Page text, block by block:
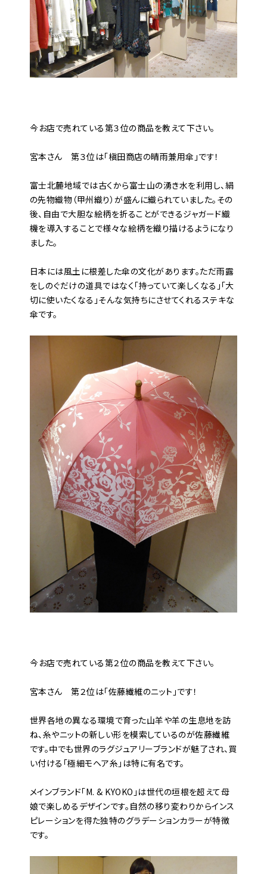
――今お店で売れている第３位の商品を教えて下さい。
宮本さん 第３位は「槇田商店の晴雨兼用傘」です！
富士北麓地域では古くから富士山の湧き水を利用し、絹
の先物織物（甲州織り）が盛んに織られていました。その
後、自由で大胆な絵柄を折ることができるジャガード織
機を導入することで様々な絵柄を織り描けるようになり
ました。
日本には風土に根差した傘の文化があります。ただ雨露
をしのぐだけの道具ではなく「持っていて楽しくなる」「大
切に使いたくなる」そんな気持ちにさせてくれるステキな
傘です。
――今お店で売れている第２位の商品を教えて下さい。
宮本さん 第２位は「佐藤繊維のニット」です！
世界各地の異なる環境で育った山羊や羊の生息地を訪
ね、糸やニットの新しい形を模索しているのが佐藤繊維
です。中でも世界のラグジュアリーブランドが魅了され、買
い付ける「極細モヘア糸」は特に有名です。
メインブランド「M. & KYOKO」は世代の垣根を超えて母
娘で楽しめるデザインです。自然の移り変わりからインス
ピレーションを得た独特のグラデーションカラーが特徴
です。